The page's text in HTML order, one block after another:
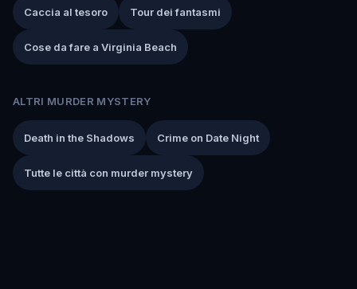
Caccia al tesoro Tour dei fantasmi
Cose da fare a Virginia Beach
ALTRI MURDER MYSTERY
Death in the Shadows Crime on Date Night
Tutte le città con murder mystery